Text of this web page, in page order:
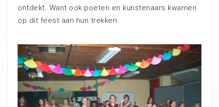
ontdekt. Want ook poëten en kunstenaars kwamen
op dit feest aan hun trekken.